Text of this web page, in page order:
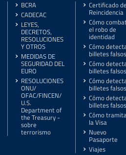
BCRA
CADECAC
LEYES,
DECRETOS,
RESOLUCIONES
Y OTROS
MEDIDAS DE
SEGURIDAD DEL
EURO
RESOLUCIONES
ONU/
OFAC/FINCEN/
U.S.
Department of
the Treasury -
sobre
terrorismo
Certificado de
Reincidencia
Cómo
el robo de
identidad
Cómo
billetes
Cómo
billetes
Cómo
billetes
Cómo
billetes
Cómo
la Visa
Nuevo
Pasaporte
Viajes